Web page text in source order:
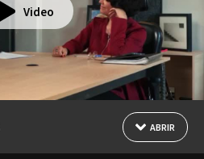
Video
ABRIR